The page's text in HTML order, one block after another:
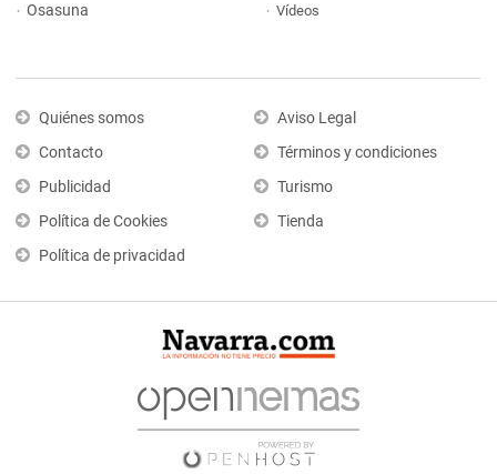
Osasuna
Vídeos
Quiénes somos
Contacto
Publicidad
Política de Cookies
Política de privacidad
Aviso Legal
Términos y condiciones
Turismo
Tienda